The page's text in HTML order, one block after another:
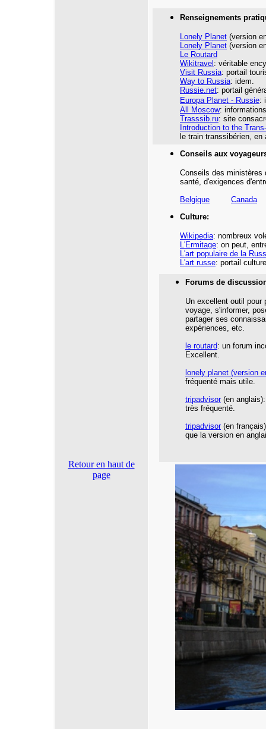
Retour en haut de
page
Renseignements
Lonely Planet (version
Lonely Planet (version
Le Routard
Wikitravel : véritable
Visit Russia: portail
Way to Russia: idem.
Russie.net: portail
Europa Planet - Russie:
All Moscow:
Trasssib.ru: site
Introduction to the
le train transsibérien, en
Conseils aux
Conseils des ministères
santé, d'exigences
Belgique
Canada
Culture:
Wikipedia: nombreux
L'Ermitage: on peut,
L'art populaire de la
L'art russe: portail
Forums de
Un excellent outil pour
voyage, s'informer,
partager ses
expériences, etc.
le routard: un forum
Excellent.
lonely planet (version
fréquenté mais utile.
tripadvisor(en
très fréquenté.
tripadvisor(en
que la version en